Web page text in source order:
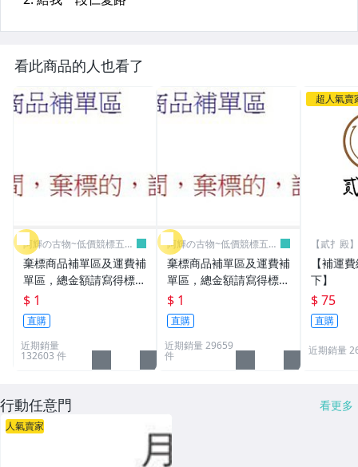
看此商品的人也看了
阿輝の古物~低價競標五六
日結標
棄標商品補單區及運費補
單區，總金額請寫得標商
品金額，運費請寫棄標商
品原設定之運費
$ 1
直購
近期銷量
132603 件
阿輝の古物~低價競標五六
日結標
棄標商品補單區及運費補
單區，總金額請寫得標商
品金額，運費請寫棄標商
品原設定之運費
$ 1
直購
近期銷量 29659
件
超人氣賣
【貳扌殿
【補運
下】
$ 75
直購
近期銷量
行動任意門 看更多
人氣賣家